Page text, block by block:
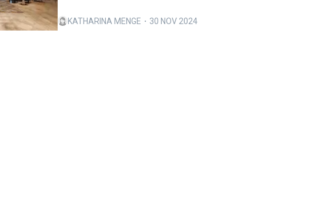
KATHARINA MENGE ・30 NOV 2024